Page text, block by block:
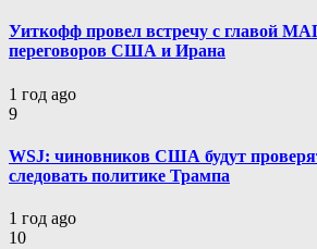
Уиткофф провел встречу с главой
переговоров США и Ирана
1 год ago
9
WSJ: чиновников США будут
следовать политике Трампа
1 год ago
10